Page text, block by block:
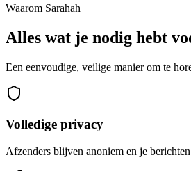
Waarom Sarahah
Alles wat je nodig hebt
Een eenvoudige, veilige manier om te
Volledige privacy
Afzenders blijven anoniem en je